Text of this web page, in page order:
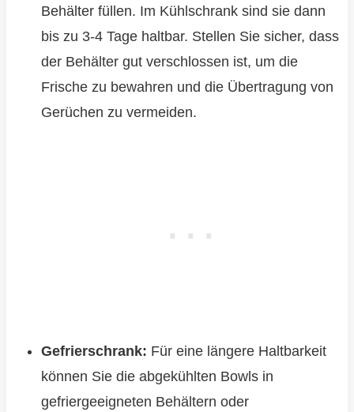
Behälter füllen. Im Kühlschrank sind sie dann
bis zu 3-4 Tage haltbar. Stellen Sie sicher, dass
der Behälter gut verschlossen ist, um die
Frische zu bewahren und die Übertragung von
Gerüchen zu vermeiden.
Gefrierschrank: Für eine längere Haltbarkeit
können Sie die abgekühlten Bowls in
gefriergeeigneten Behältern oder